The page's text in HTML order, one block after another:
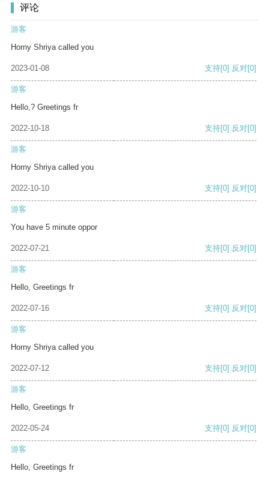
评论
游客
Horny Shriya called you
2023-01-08 支持[0] 反对[0]
游客
Hello,? Greetings fr
2022-10-18 支持[0] 反对[0]
游客
Horny Shriya called you
2022-10-10 支持[0] 反对[0]
游客
You have 5 minute oppor
2022-07-21 支持[0] 反对[0]
游客
Hello, Greetings fr
2022-07-16 支持[0] 反对[0]
游客
Horny Shriya called you
2022-07-12 支持[0] 反对[0]
游客
Hello, Greetings fr
2022-05-24 支持[0] 反对[0]
游客
Hello, Greetings fr